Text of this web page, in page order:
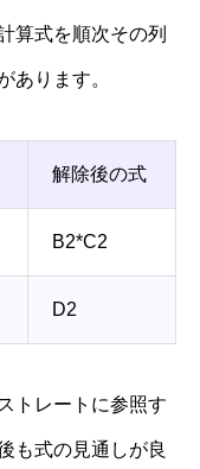
算式を順次その列
あります。
解除後の式
B2*C2
D2
トレートに参照す
も式の見通しが良